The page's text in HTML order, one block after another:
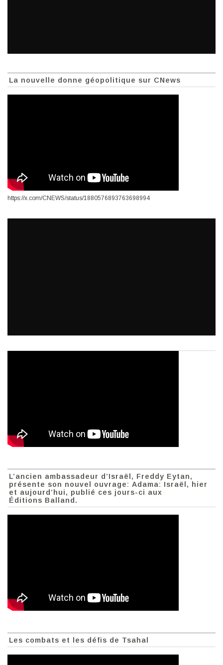
La nouvelle donne géopolitique sur CNews
https://x.com/CNEWS/status/1880576893763698994
L’ancien ambassadeur d’Israël, Freddy Eytan,
présente son nouvel ouvrage: Adama: Israël, hier
et aujourd’hui, publié ces jours-ci aux
Éditions Balland.
Les combats et les défis de Tsahal